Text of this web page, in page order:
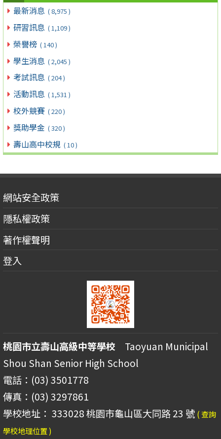
最新消息 ( 8,975 )
研習訊息 ( 1,109 )
榮譽榜 ( 140 )
學生消息 ( 2,045 )
考試訊息 ( 204 )
活動訊息 ( 1,531 )
校外競賽 ( 220 )
獎助學金 ( 320 )
壽山高中校規 ( 10 )
網站安全政策
隱私權政策
著作權聲明
登入
桃園市立壽山高級中等學校 Taoyuan Municipal
Shou Shan Senior High School
電話：(03) 3501778
傳真：(03) 3297861
學校地址： 333028 桃園市龜山區大同路 23 號 ( 查詢
學校地理位置 )